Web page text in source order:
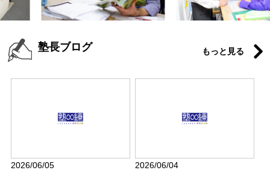
塾長ブログ もっと見る
2026/06/05
2026/06/04